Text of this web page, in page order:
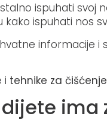
ispuhati svoj
kako ispuhati nos
informacije i
i tehnike za
ima